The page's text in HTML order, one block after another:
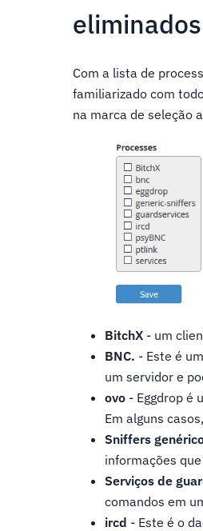
eliminados
Com a lista de
familiarizado com
na marca de seleção
BitchX - um
BNC. - Este é
um servidor e
ovo - Eggdrop é
Em alguns
Sniffers
informações
Serviços de
comandos em
ircd - Este é o